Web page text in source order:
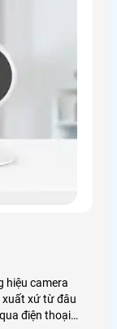
hiệu camera
xuất xứ từ đâu
điện thoại